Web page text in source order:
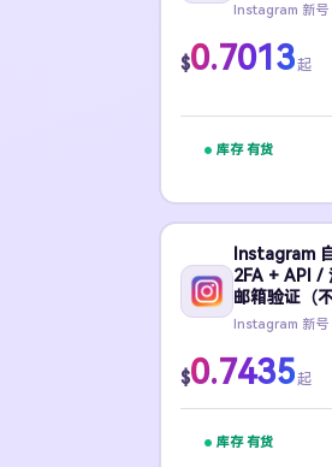
Instagram 新号
$0.7013起
库存 有货
Instagram
2FA + API /
邮箱验证（
Instagram 新号
$0.7435起
库存 有货